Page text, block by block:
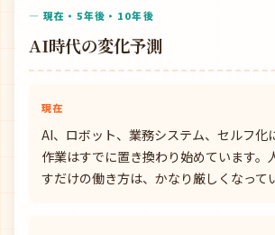
— 現在・5年後・10年後
AI時代の変化予測
現在
AI、ロボット、業務システム、セルフ化
作業はすでに置き換わり始めています。
すだけの働き方は、かなり厳しくなって